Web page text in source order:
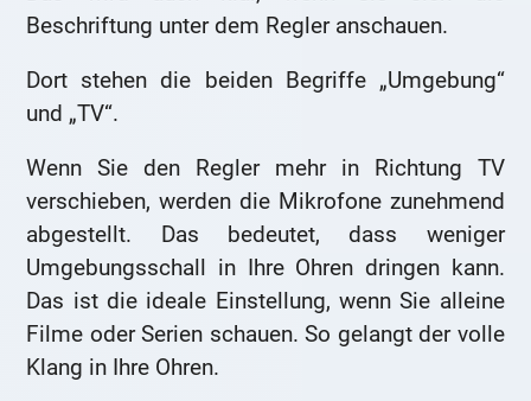
Beschriftung unter dem Regler anschauen.
Dort stehen die beiden Begriffe „Umgebung“
und „TV“.
Wenn Sie den Regler mehr in Richtung TV
verschieben, werden die Mikrofone zunehmend
abgestellt. Das bedeutet, dass weniger
Umgebungsschall in Ihre Ohren dringen kann.
Das ist die ideale Einstellung, wenn Sie alleine
Filme oder Serien schauen. So gelangt der volle
Klang in Ihre Ohren.